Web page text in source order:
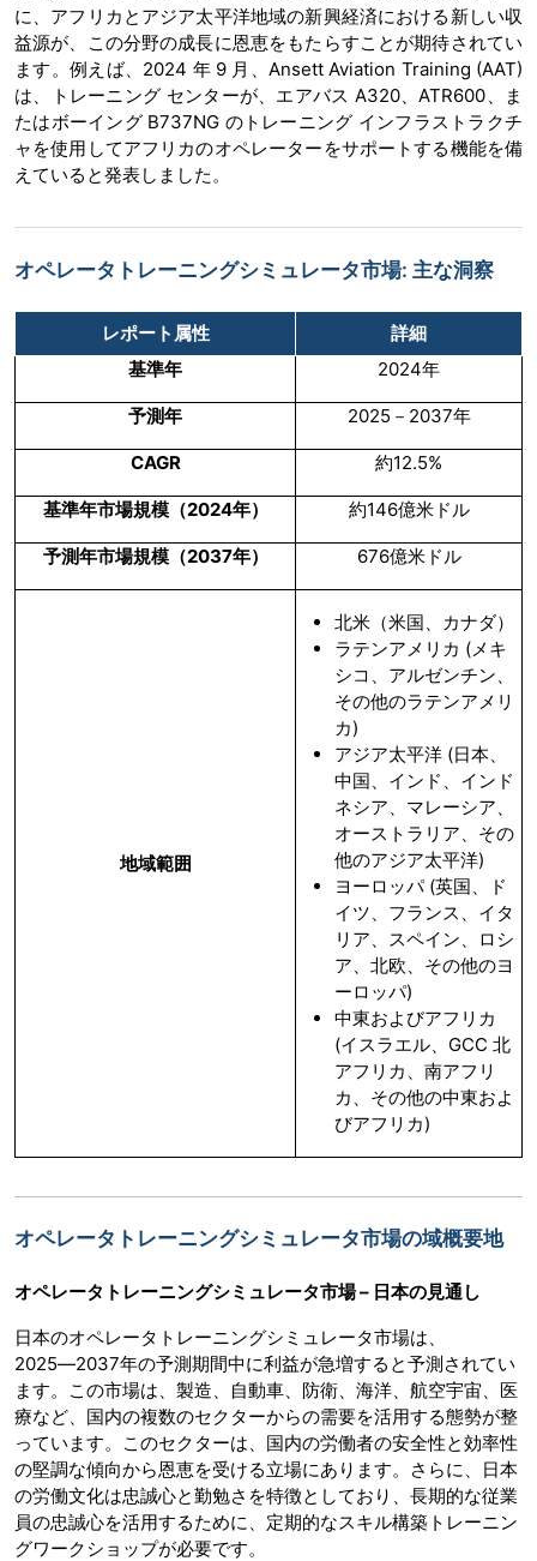
に、アフリカとアジア太平洋地域の新興経済における新しい収
益源が、この分野の成長に恩恵をもたらすことが期待されてい
ます。例えば、2024 年 9 月、Ansett Aviation Training (AAT)
は、トレーニング センターが、エアバス A320、ATR600、ま
たはボーイング B737NG のトレーニング インフラストラクチ
ャを使用してアフリカのオペレーターをサポートする機能を備
えていると発表しました。
オペレータトレーニングシミュレータ市場: 主な洞察
レポート属性
詳細
基準年
2024年
予測年 2025－2037年
CAGR 約12.5%
基準年市場規模（2024年） 約146億米ドル
予測年市場規模（2037年） 676億米ドル
地域範囲
北米（米国、カナダ）
ラテンアメリカ (メキ
シコ、アルゼンチン、
その他のラテンアメリ
カ)
アジア太平洋 (日本、
中国、インド、インド
ネシア、マレーシア、
オーストラリア、その
他のアジア太平洋)
ヨーロッパ (英国、ド
イツ、フランス、イタ
リア、スペイン、ロシ
ア、北欧、その他のヨ
ーロッパ)
中東およびアフリカ
(イスラエル、GCC 北
アフリカ、南アフリ
カ、その他の中東およ
びアフリカ)
オペレータトレーニングシミュレータ市場の域概要地
オペレータトレーニングシミュレータ市場 – 日本の見通し
日本のオペレータトレーニングシミュレータ市場は、
2025―2037年の予測期間中に利益が急増すると予測されてい
ます。この市場は、製造、自動車、防衛、海洋、航空宇宙、医
療など、国内の複数のセクターからの需要を活用する態勢が整
っています。このセクターは、国​​内の労働者の安全性と効率性
の堅調な傾向から恩恵を受ける立場にあります。さらに、日本
の労働文化は忠誠心と勤勉さを特徴としており、長期的な従業
員の忠誠心を活用するために、定期的なスキル構築トレーニン
グワークショップが必要です。